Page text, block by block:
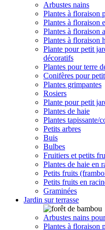
Arbustes nains
Plantes à floraison
Plantes à floraison
Plantes à floraison
Plantes à floraison
Plante pour petit
décoratifs
Plantes pour terre
Conifères pour
Plantes grimpantes
Rosiers
Plante pour petit
Plantes de haie
Plantes tapissante/
Petits arbres
Buis
Bulbes
Fruitiers et petits
Plantes de haie en
Petits fruits
Petits fruits en
Graminées
Jardin sur terrasse
Arbustes nains
Plantes à floraison